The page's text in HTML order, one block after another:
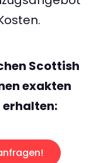
Scottish
exakten